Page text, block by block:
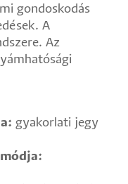
gondoskodás
A
Az
gyakorlati jegy